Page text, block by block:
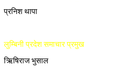
प्रनिश थापा
लुम्बिनी प्रदेश समाचार प्रमुख
ऋिषिराज भुसाल